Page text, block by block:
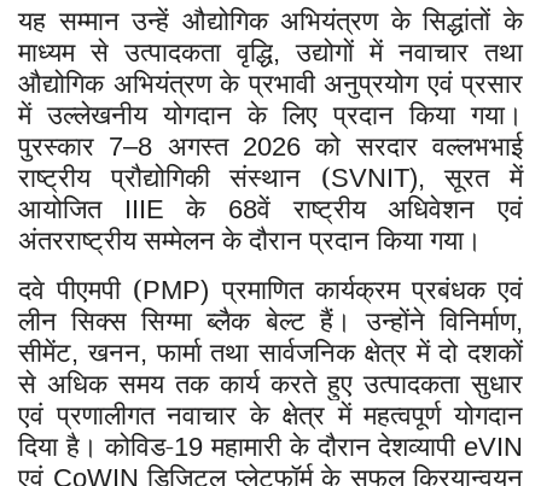
यह सम्मान उन्हें औद्योगिक अभियंत्रण के सिद्धांतों के
माध्यम से उत्पादकता वृद्धि,उद्योगों में नवाचार तथा
औद्योगिक अभियंत्रण के प्रभावी अनुप्रयोग एवं प्रसार
में उल्लेखनीय योगदान के लिए प्रदान किया गया।
पुरस्कार 7–8 अगस्त 2026को सरदार वल्लभभाई
राष्ट्रीय प्रौद्योगिकी संस्थान (SVNIT),सूरत में
आयोजित
IIIEके 68वें राष्ट्रीय अधिवेशन एवं
अंतरराष्ट्रीय सम्मेलन के दौरान प्रदान किया गया।
दवे पीएमपी (PMP)प्रमाणित कार्यक्रम प्रबंधक एवं
लीन सिक्स सिग्मा ब्लैक बेल्ट हैं। उन्होंने विनिर्माण,
सीमेंट,खनन,फार्मा तथा सार्वजनिक क्षेत्र में दो दशकों
से अधिक समय तक कार्य करते हुए उत्पादकता सुधार
एवं प्रणालीगत नवाचार के क्षेत्र में महत्वपूर्ण योगदान
दिया है। कोविड-19महामारी के दौरान देशव्यापी eVIN
एवं CoWINडिजिटल प्लेटफॉर्म के सफल क्रियान्वयन